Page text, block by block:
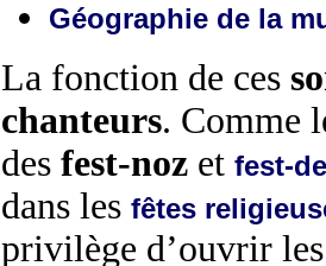
Géographie de la
La fonction de ces
chanteurs. Comme
des fest-noz et fest-
dans les fêtes
privilège d’ouvrir